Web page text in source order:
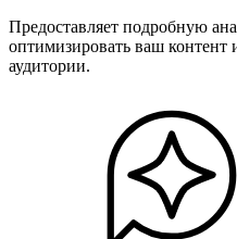
Предоставляет подробную
оптимизировать ваш контент
аудитории.